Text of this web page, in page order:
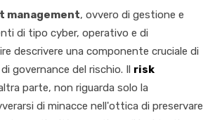
management, ovvero di gestione e
di tipo cyber, operativo e di
descrivere una componente cruciale di
governance del rischio. Il risk
parte, non riguarda solo la
di minacce nell'ottica di preservare